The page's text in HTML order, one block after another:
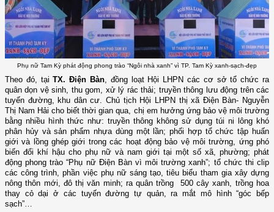
Phụ nữ Tam Kỳ phát động phong trào “Ngôi nhà xanh” vì TP. Tam Kỳ xanh-sạch-đẹp
Theo đó, tạiTX. Điện Bàn, đồng loạt Hội LHPN các cơ sở tổ chức ra
quân dọn vệ sinh, thu gom, xử lý rác thải; truyền thông lưu động trên các
tuyến đường, khu dân cư. Chủ tịch Hội LHPN thị xã Điện Bàn- Nguyễn
Thị Nam Hải cho biết thời gian qua, chị em hưởng ứng bảo vệ môi trường
bằng nhiều hình thức như: truyền thông không sử dụng túi ni lông khó
phân hủy và sản phẩm nhựa dùng một lần; phối hợp tổ chức tập huấn
giới và lồng ghép giới trong các hoạt động bảo vệ môi trường, ứng phó
biến đổi khí hậu cho phụ nữ và nam giới tại một số xã, phường; phát
động phong trào “Phụ nữ Điện Bàn vì môi trường xanh”; tổ chức thi clip
các công trình, phần việc phụ nữ sáng tạo, tiêu biểu tham gia xây dựng
nông thôn mới, đô thị văn minh; ra quân trồng 500 cây xanh, trồng hoa
thay cỏ dại ở các tuyến đường tự quản, ra mắt mô hình “góc bếp
sạch”…